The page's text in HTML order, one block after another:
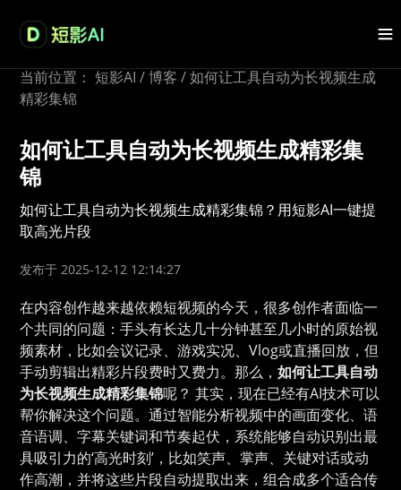
当前位置： 短影AI / 博客 / 如何让工具自动为长视频生成
精彩集锦
如何让工具自动为长视频生成精彩集
锦
如何让工具自动为长视频生成精彩集锦？用短影AI一键提
取高光片段
发布于 2025-12-12 12:14:27
在内容创作越来越依赖短视频的今天，很多创作者面临一
个共同的问题：手头有长达几十分钟甚至几小时的原始视
频素材，比如会议记录、游戏实况、Vlog或直播回放，但
手动剪辑出精彩片段费时又费力。那么，如何让工具自动
为长视频生成精彩集锦呢？ 其实，现在已经有AI技术可以
帮你解决这个问题。通过智能分析视频中的画面变化、语
音语调、字幕关键词和节奏起伏，系统能够自动识别出最
具吸引力的‘高光时刻’，比如笑声、掌声、关键对话或动
作高潮，并将这些片段自动提取出来，组合成多个适合传